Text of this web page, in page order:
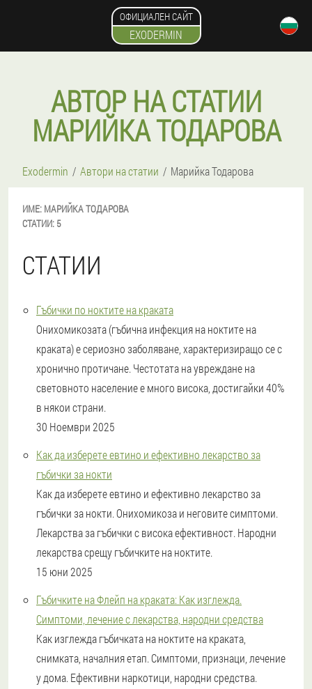
ОФИЦИАЛЕН САЙТ
EXODERMIN
АВТОР НА СТАТИИ
МАРИЙКА ТОДАРОВА
Exodermin Автори на статии Марийка Тодарова
ИМЕ: МАРИЙКАТОДАРОВА
СТАТИИ: 5
СТАТИИ
Гъбички по ноктите на краката
Онихомикозата (гъбична инфекция на ноктите на
краката) е сериозно заболяване, характеризиращо се с
хронично протичане. Честотата на увреждане на
световното население е много висока, достигайки 40%
в някои страни.
30 Ноември 2025
Как да изберете евтино и ефективно лекарство за
гъбички за нокти
Как да изберете евтино и ефективно лекарство за
гъбички за нокти. Онихомикоза и неговите симптоми.
Лекарства за гъбички с висока ефективност. Народни
лекарства срещу гъбичките на ноктите.
15 юни 2025
Гъбичките на Флейп на краката: Как изглежда.
Симптоми, лечение с лекарства, народни средства
Как изглежда гъбичката на ноктите на краката,
снимката, началния етап. Симптоми, признаци, лечение
у дома. Ефективни наркотици, народни средства.